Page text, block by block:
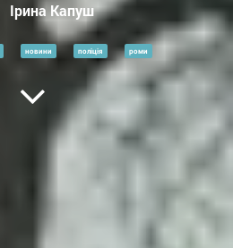
Ірина Капуш
новини поліція роми